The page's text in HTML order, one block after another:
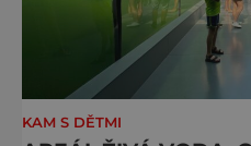
KAM S DĚTMI